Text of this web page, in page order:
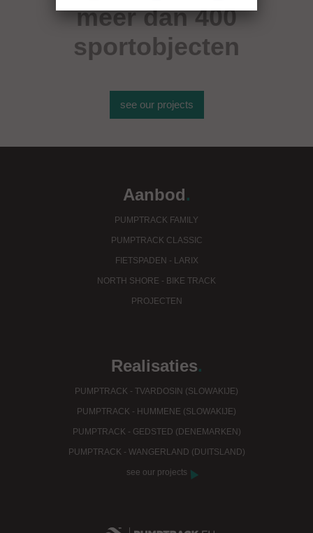
meer dan 400
sportobjecten
see our projects
Aanbod.
PUMPTRACK FAMILY
PUMPTRACK CLASSIC
FIETSPADEN - LARIX
NORTH SHORE - BIKE TRACK
PROJECTEN
Realisaties.
PUMPTRACK - TVARDOSIN (SLOWAKIJE)
PUMPTRACK - HUMMENE (SLOWAKIJE)
PUMPTRACK - GEDSTED (DENEMARKEN)
PUMPTRACK - WANGERLAND (DUITSLAND)
see our projects